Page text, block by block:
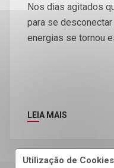
Utilização de Cookies
Nos dias agitados
para se
energias se tornou
LEIA MAIS